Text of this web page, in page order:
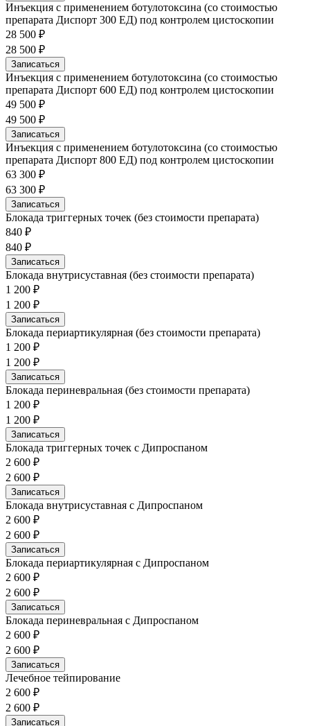
Инъекция с применением ботулотоксина (со стоимостью
препарата Диспорт 300 ЕД) под контролем цистоскопии
28 500 ₽
28 500 ₽
Записаться
Инъекция с применением ботулотоксина (со стоимостью
препарата Диспорт 600 ЕД) под контролем цистоскопии
49 500 ₽
49 500 ₽
Записаться
Инъекция с применением ботулотоксина (со стоимостью
препарата Диспорт 800 ЕД) под контролем цистоскопии
63 300 ₽
63 300 ₽
Записаться
Блокада триггерных точек (без стоимости препарата)
840 ₽
840 ₽
Записаться
Блокада внутрисуставная (без стоимости препарата)
1 200 ₽
1 200 ₽
Записаться
Блокада периартикулярная (без стоимости препарата)
1 200 ₽
1 200 ₽
Записаться
Блокада периневральная (без стоимости препарата)
1 200 ₽
1 200 ₽
Записаться
Блокада триггерных точек с Дипроспаном
2 600 ₽
2 600 ₽
Записаться
Блокада внутрисуставная с Дипроспаном
2 600 ₽
2 600 ₽
Записаться
Блокада периартикулярная с Дипроспаном
2 600 ₽
2 600 ₽
Записаться
Блокада периневральная с Дипроспаном
2 600 ₽
2 600 ₽
Записаться
Лечебное тейпирование
2 600 ₽
2 600 ₽
Записаться